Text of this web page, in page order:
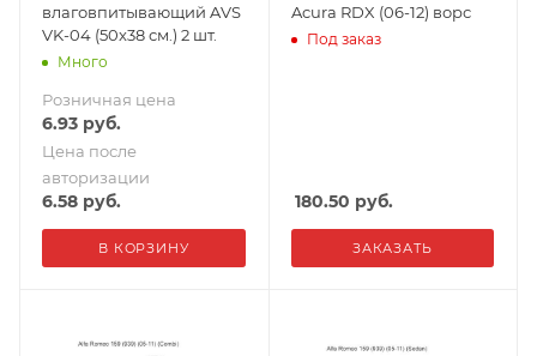
влаговпитывающий AVS
VK-04 (50x38 см.) 2 шт.
Много
Розничная цена
6.93 руб.
Цена после
авторизации
6.58 руб.
В КОРЗИНУ
Acura RDX (06-12) ворс
Под заказ
180.50 руб.
ЗАКАЗАТЬ